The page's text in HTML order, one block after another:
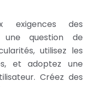
exigences des
une question de
utilisez les
et adoptez une
Créez des